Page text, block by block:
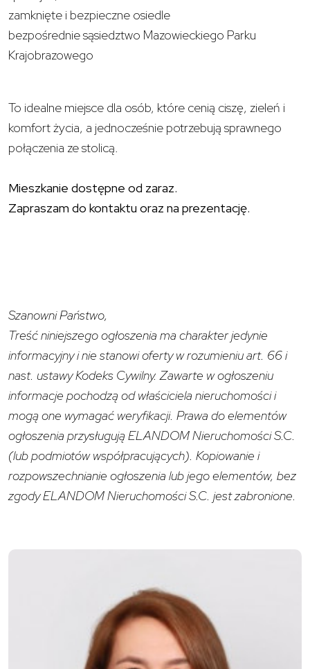
zamknięte i bezpieczne osiedle
bezpośrednie sąsiedztwo Mazowieckiego Parku
Krajobrazowego
To idealne miejsce dla osób, które cenią ciszę, zieleń i
komfort życia, a jednocześnie potrzebują sprawnego
połączenia ze stolicą.
Mieszkanie dostępne od zaraz.
Zapraszam do kontaktu oraz na prezentację.
Szanowni Państwo,
Treść niniejszego ogłoszenia ma charakter jedynie
informacyjny i nie stanowi oferty w rozumieniu art. 66 i
nast. ustawy Kodeks Cywilny. Zawarte w ogłoszeniu
informacje pochodzą od właściciela nieruchomości i
mogą one wymagać weryfikacji. Prawa do elementów
ogłoszenia przysługują ELANDOM Nieruchomości S.C.
(lub podmiotów współpracujących). Kopiowanie i
rozpowszechnianie ogłoszenia lub jego elementów, bez
zgody ELANDOM Nieruchomości S.C. jest zabronione.